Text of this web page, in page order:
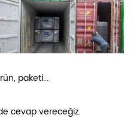
paketi...
cevap vereceğiz.